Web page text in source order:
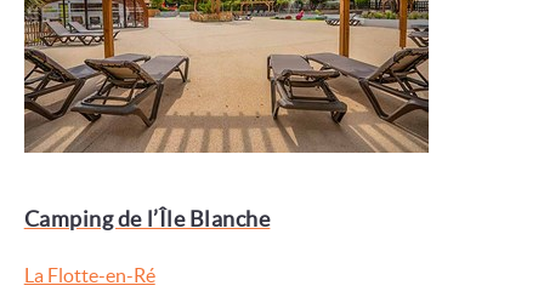
Camping de l’Île Blanche
La Flotte-en-Ré